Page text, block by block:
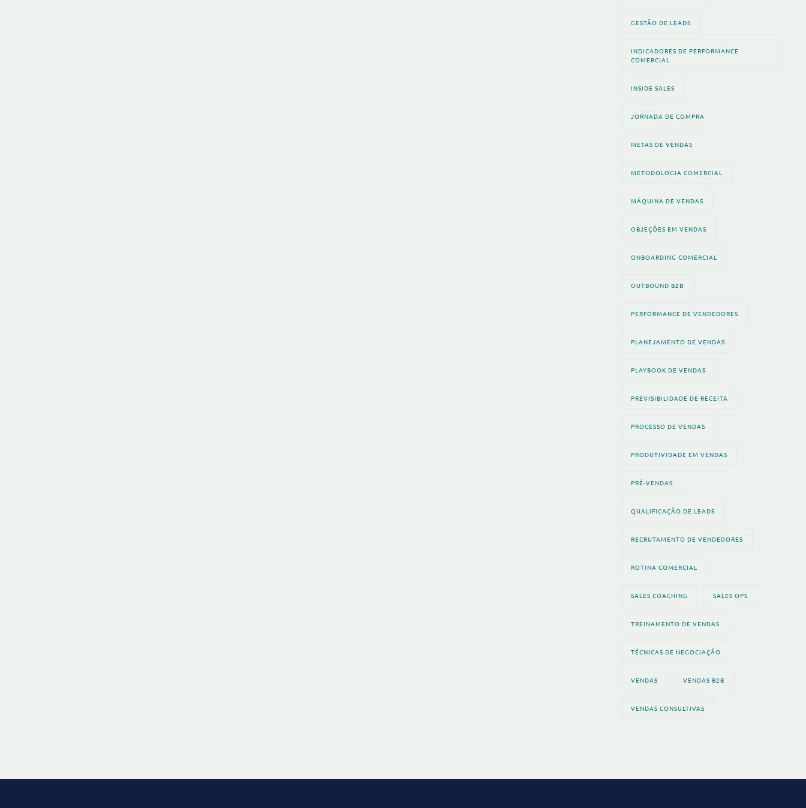
GESTÃO DE LEADS
INDICADORES DE PERFORMANCE
COMERCIAL
INSIDE SALES
JORNADA DE COMPRA
METAS DE VENDAS
METODOLOGIA COMERCIAL
MÁQUINA DE VENDAS
OBJEÇÕES EM VENDAS
ONBOARDING COMERCIAL
OUTBOUND B2B
PERFORMANCE DE VENDEDORES
PLANEJAMENTO DE VENDAS
PLAYBOOK DE VENDAS
PREVISIBILIDADE DE RECEITA
PROCESSO DE VENDAS
PRODUTIVIDADE EM VENDAS
PRÉ-VENDAS
QUALIFICAÇÃO DE LEADS
RECRUTAMENTO DE VENDEDORES
ROTINA COMERCIAL
SALES COACHING SALES OPS
TREINAMENTO DE VENDAS
TÉCNICAS DE NEGOCIAÇÃO
VENDAS VENDAS B2B
VENDAS CONSULTIVAS